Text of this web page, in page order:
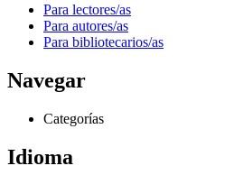
Para lectores/as
Para autores/as
Para bibliotecarios/as
Navegar
Categorías
Idioma